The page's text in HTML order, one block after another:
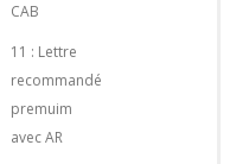
CAB
11 : Lettre
recommandé
premuim
avec AR